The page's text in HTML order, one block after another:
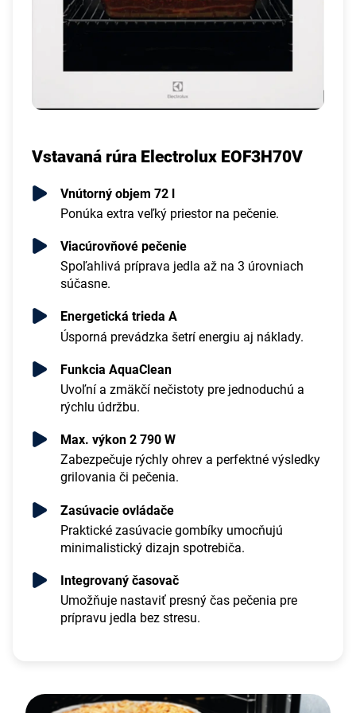
Vstavaná rúra Electrolux EOF3H70V
Vnútorný objem 72 l
Ponúka extra veľký priestor na pečenie.
Viacúrovňové pečenie
Spoľahlivá príprava jedla až na 3 úrovniach
súčasne.
Energetická trieda A
Úsporná prevádzka šetrí energiu aj náklady.
Funkcia AquaClean
Uvoľní a zmäkčí nečistoty pre jednoduchú a
rýchlu údržbu.
Max. výkon 2 790 W
Zabezpečuje rýchly ohrev a perfektné výsledky
grilovania či pečenia.
Zasúvacie ovládače
Praktické zasúvacie gombíky umocňujú
minimalistický dizajn spotrebiča.
Integrovaný časovač
Umožňuje nastaviť presný čas pečenia pre
prípravu jedla bez stresu.